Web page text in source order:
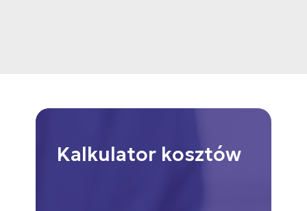
Kalkulator kosztów